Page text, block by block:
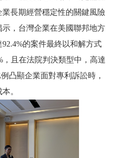
長期經營穩定性的關鍵風險
，台灣企業在美國聯邦地方
的案件最終以和解方式
，且在法院判決類型中，高達
凸顯企業面對專利訴訟時，
。